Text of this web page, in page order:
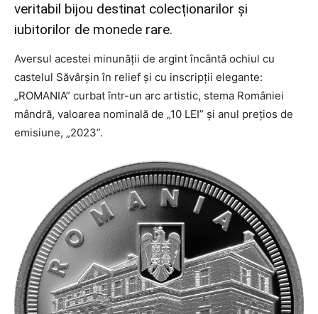
veritabil bijou destinat colecționarilor și
iubitorilor de monede rare.
Aversul acestei minunății de argint încântă ochiul cu
castelul Săvârşin în relief și cu inscripții elegante:
„ROMANIA” curbat într-un arc artistic, stema României
mândră, valoarea nominală de „10 LEI” și anul prețios de
emisiune, „2023”.